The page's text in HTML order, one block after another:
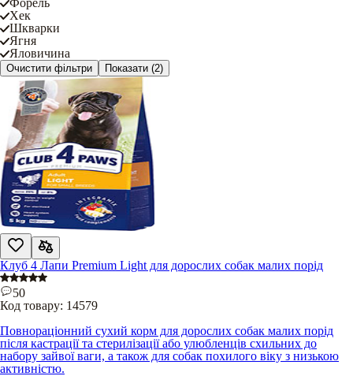
Хек
Шкварки
Ягня
Яловичина
Очистити фільтри Показати (2)
Клуб 4 Лапи Premium Light для дорослих собак малих порід
50
Код товару: 14579
Повнораціонний сухий корм для дорослих собак малих порід
після кастрації та стерилізації або улюбленців схильних до
набору зайвої ваги, а також для собак похилого віку з низькою
активністю.